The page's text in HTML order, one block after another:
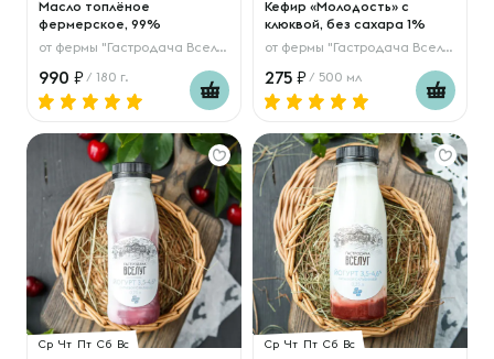
Масло топлёное
фермерское, 99%
от фермы "Гастродача Вселуг"
990 / 180 г.
Кефир «Молодость» с
клюквой, без сахара 1%
от фермы "Гастродача Вселуг"
275 / 500 мл
Ср Чт Пт Сб Вс Ср Чт Пт Сб Вс